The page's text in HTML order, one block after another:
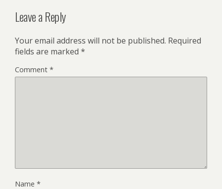
Leave a Reply
Your email address will not be published. Required
fields are marked *
Comment *
Name *